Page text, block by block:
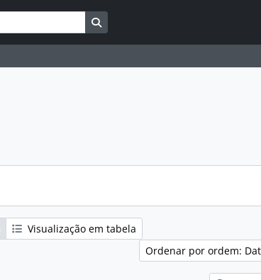
Busque na página de navegação
Visualização em tabela
Ordenar por ordem: